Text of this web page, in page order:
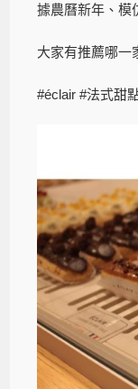
據農曆新年、模
大家有推薦哪一
#éclair #法式甜